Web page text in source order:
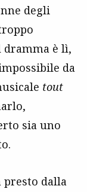
degli
è lì,
da
tout
sia uno
presto dalla